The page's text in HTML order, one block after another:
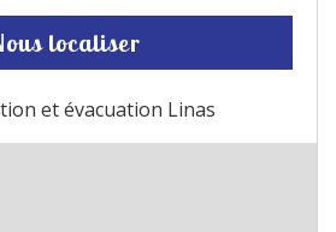
localiser
et évacuation Linas